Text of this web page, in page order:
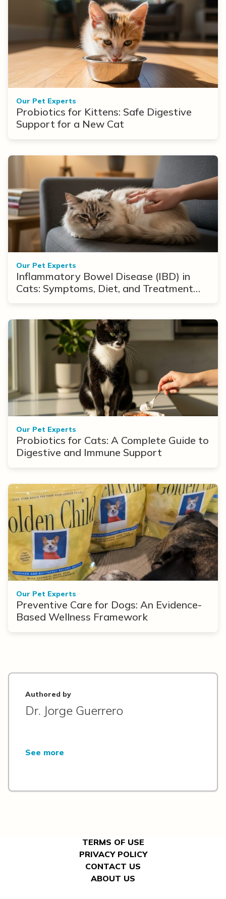
Our Pet Experts
Probiotics for Kittens: Safe Digestive
Support for a New Cat
Our Pet Experts
Inflammatory Bowel Disease (IBD) in
Cats: Symptoms, Diet, and Treatment
Our Pet Experts
Probiotics for Cats: A Complete Guide to
Digestive and Immune Support
Our Pet Experts
Preventive Care for Dogs: An Evidence-
Based Wellness Framework
Authored by
Dr. Jorge Guerrero
See more
TERMS OF USE
PRIVACY POLICY
CONTACT US
ABOUT US